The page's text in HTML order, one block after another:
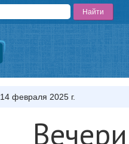
14 февраля 2025 г.